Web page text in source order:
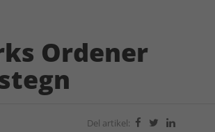
Ordener
Del artikel:   